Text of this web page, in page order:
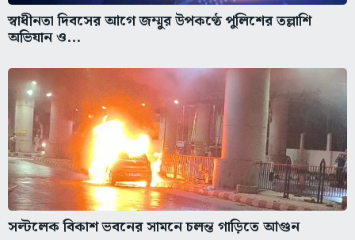
স্বাধীনতা দিবসের আগে জম্মুর উপকণ্ঠে পুলিশের তল্লাশি
অভিযান ও...
সল্টলেক বিকাশ ভবনের সামনে চলন্ত গাড়িতে আগুন